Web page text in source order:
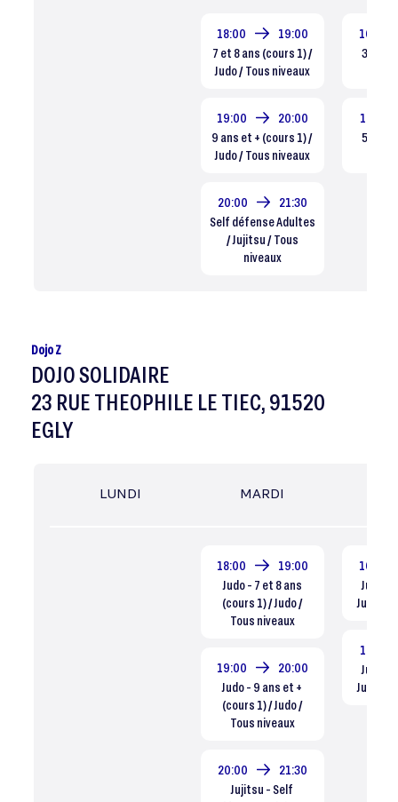
18:00
19:00
7 et 8 ans (cours 1) /
Judo / Tous niveaux
19:00
20:00
9 ans et + (cours 1) /
Judo / Tous niveaux
20:00
21:30
Self défense Adultes
/ Jujitsu / Tous
niveaux
16:00
3 et 4
16:45
5 et 6
Dojo Z
DOJO SOLIDAIRE
23 RUE THEOPHILE LE TIEC, 91520
EGLY
LUNDI MARDI
18:00
19:00
Judo - 7 et 8 ans
(cours 1) / Judo /
Tous niveaux
19:00
20:00
Judo - 9 ans et +
(cours 1) / Judo /
Tous niveaux
20:00
21:30
Jujitsu - Self
16:00
Judo -
Judo /
16:45
Judo -
Judo /